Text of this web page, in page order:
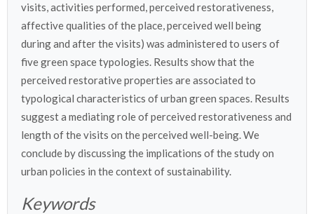
visits, activities performed, perceived restorativeness,
affective qualities of the place, perceived well being
during and after the visits) was administered to users of
five green space typologies. Results show that the
perceived restorative properties are associated to
typological characteristics of urban green spaces. Results
suggest a mediating role of perceived restorativeness and
length of the visits on the perceived well-being. We
conclude by discussing the implications of the study on
urban policies in the context of sustainability.
Keywords